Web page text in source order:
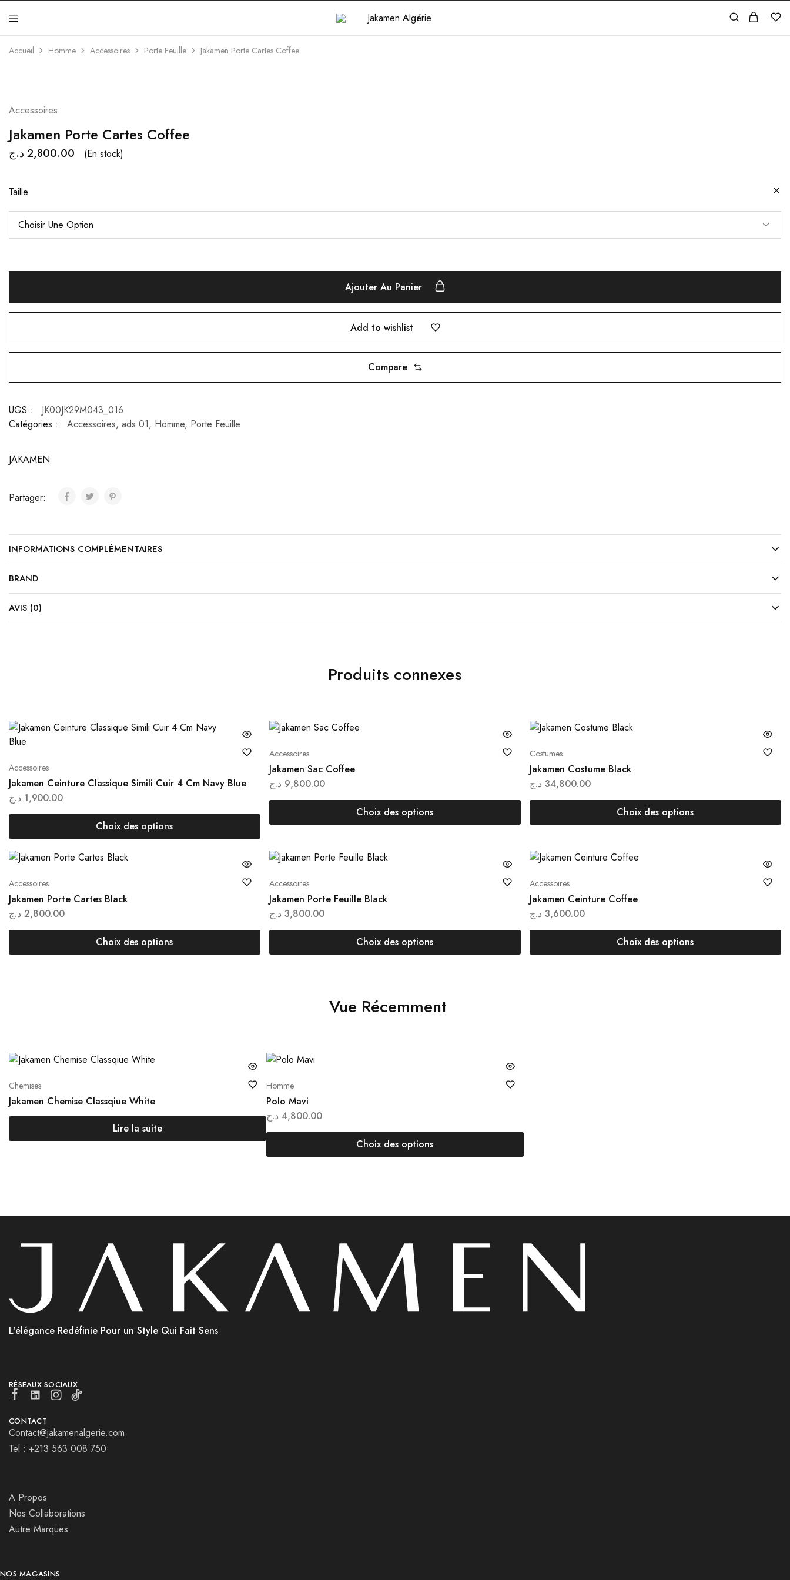
Algérie
Accueil Homme Accessoires Porte Feuille Jakamen Porte Cartes Coffee
Accessoires
Jakamen Porte Cartes Coffee
2,800.00 د.ج (En stock)
Taille
Ajouter Au Panier
Add to wishlist
Compare
UGS :
JK00JK29M043_016
Catégories :
Accessoires, ads 01, Homme, Porte Feuille
JAKAMEN
Partager:
INFORMATIONS COMPLÉMENTAIRES
BRAND
AVIS (0)
Produits connexes
Accessoires
Jakamen Ceinture Classique Simili Cuir 4 Cm Navy Blue
1,900.00 د.ج
Choix des options
Accessoires
Jakamen Sac Coffee
9,800.00 د.ج
Choix des options
Costumes
Jakamen Costume Black
34,800.00 د.ج
Choix des options
Accessoires
Jakamen Porte Cartes Black
2,800.00 د.ج
Choix des options
Accessoires
Jakamen Porte Feuille Black
3,800.00 د.ج
Choix des options
Accessoires
Jakamen Ceinture Coffee
3,600.00 د.ج
Choix des options
Vue Récemment
Chemises
Jakamen Chemise Classqiue White
Lire la suite
Homme
Polo Mavi
4,800.00 د.ج
Choix des options
L'élégance Redéfinie Pour un Style Qui Fait Sens
RÉSEAUX SOCIAUX
CONTACT
Contact@jakamenalgerie.com
Tel : +213 563 008 750
A Propos
Nos Collaborations
Autre Marques
NOS MAGASINS